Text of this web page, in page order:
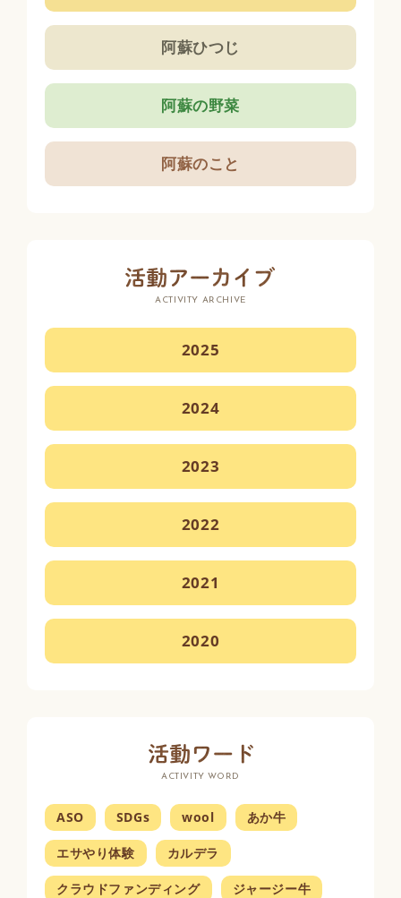
阿蘇ひつじ
阿蘇の野菜
阿蘇のこと
ACTIVITY ARCHIVE
2025
2024
2023
2022
2021
2020
ACTIVITY WORD
ASO SDGs wool あか牛
エサやり体験 カルデラ
クラウドファンディング ジャージー牛